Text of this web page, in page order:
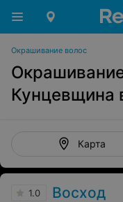
Окрашивание волос
Кунцевщина
Карта
1.0 Восход